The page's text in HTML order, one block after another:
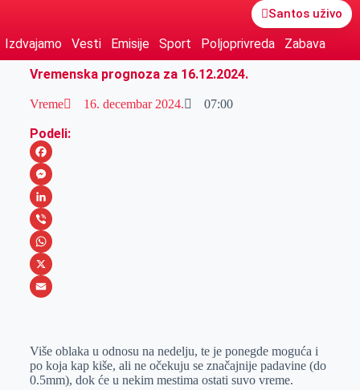
Santos uživo
Izdvajamo Vesti Emisije Sport Poljoprivreda
Zabava
Vremenska prognoza za 16.12.2024.
Vreme 16. decembar 2024. 07:00
Podeli:
F
a
c
e
b
o
M
e
s
s
e
e
r
L
i
n
k
I
n
V
i
b
W
h
s
A
X
a
i
Više oblaka u odnosu na nedelju, te je ponegde moguća i
po koja kap kiše, ali ne očekuju se značajnije padavine (do
0.5mm), dok će u nekim mestima ostati suvo vreme.